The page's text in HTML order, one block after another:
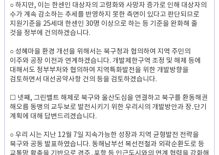
○ 하지만, 이는 한센인 대상자의 고령화와 사망자 증가로 인해 대상자의
수가 계속 감소하는 추세를 반영하지 못한 측면이 있다고 판단되므로
지원기준을 25세대 한센인 30명 이상으로 하는 등 기준을 완화해 줄
것을 정부에 건의하겠습니다.
○ 성혜마을 환경 개선을 위해서는 북구청과 협의하여 지역 주민의
이주와 공장 이전과 연계하겠습니다. 개발제한구역 조정 및 해제 등에
대해서도 정부부처와 협의하여 지역특화발전을 위한 개발방향을
검토하면서 대선공약사항 건의 등을 검토하겠습니다.
☐ 넷째, 그린벨트 해제로 북구와 울산도심을 연결하고 북구를 환동해권
해오름 동맹의 교두보로 발전시키기 위한 우리시의 개발방안과 장․단기
계획에 대해 답변드리겠습니다.
○ 우리 시는 지난 12월 7일 지속가능한 성장과 지역 균형발전 전략을
북구와 공동 발표하였습니다. 동해남부선 복선전철과 외곽순환도로 등